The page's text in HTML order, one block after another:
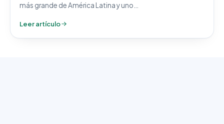
más grande de América Latina y uno…
Leer artículo